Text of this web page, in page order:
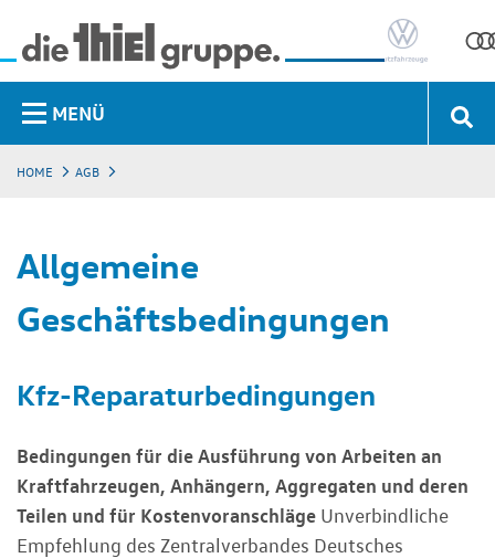
MENÜ
HOME AGB
Allgemeine
Geschäftsbedingungen
Kfz-Reparaturbedingungen
Bedingungen für die Ausführung von Arbeiten an
Kraftfahrzeugen, Anhängern, Aggregaten und deren
Teilen und für Kostenvoranschläge Unverbindliche
Empfehlung des Zentralverbandes Deutsches